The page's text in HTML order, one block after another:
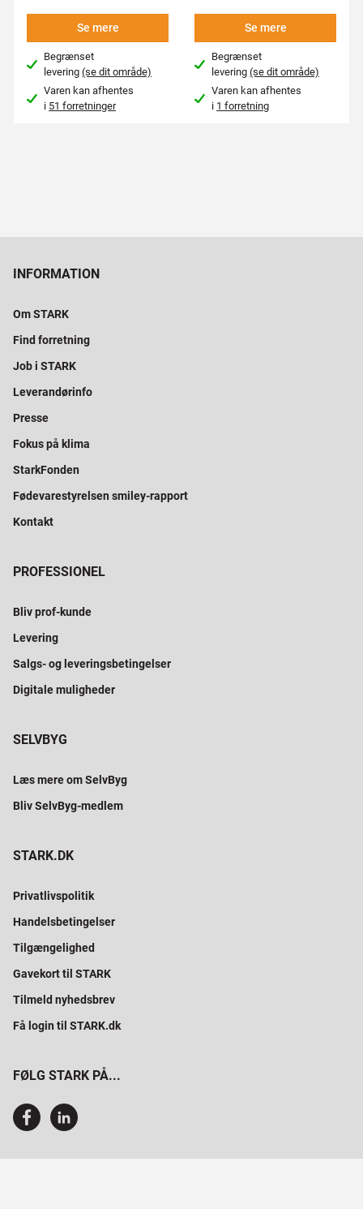
Se mere
Begrænset
levering(se dit område)
Varen kan afhentes
i 51 forretninger
Se mere
Begrænset
levering(se dit område)
Varen kan afhentes
i 1 forretning
INFORMATION
Om STARK
Find forretning
Job i STARK
Leverandørinfo
Presse
Fokus på klima
StarkFonden
Fødevarestyrelsen smiley-rapport
Kontakt
PROFESSIONEL
Bliv prof-kunde
Levering
Salgs- og leveringsbetingelser
Digitale muligheder
SELVBYG
Læs mere om SelvByg
Bliv SelvByg-medlem
STARK.DK
Privatlivspolitik
Handelsbetingelser
Tilgængelighed
Gavekort til STARK
Tilmeld nyhedsbrev
Få login til STARK.dk
FØLG STARK PÅ...